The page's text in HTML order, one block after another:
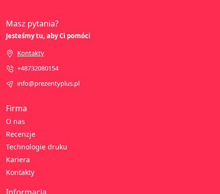
Firma
O nas
Recenzje
Technologie druku
Kariera
Kontakty
Informacja
Masz pytania?
Jesteśmy tu, aby Ci pomóci
Kontakty
+48732080154
info@prezentyplus.pl